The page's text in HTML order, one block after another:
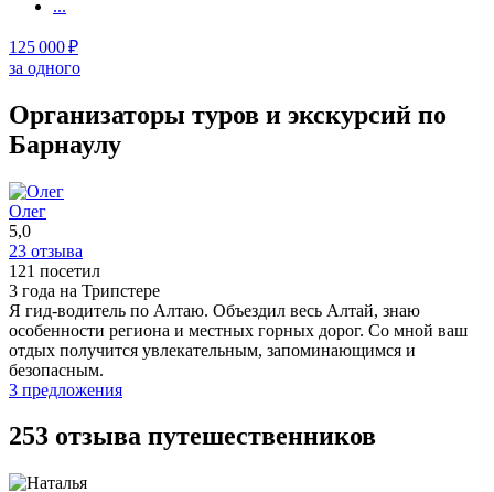
...
125 000 ₽
за одного
Организаторы туров и экскурсий по
Барнаулу
Олег
5,0
23 отзыва
121 посетил
3 года на Трипстере
Я гид-водитель по Алтаю. Объездил весь Алтай, знаю
особенности региона и местных горных дорог. Со мной ваш
отдых получится увлекательным, запоминающимся и
безопасным.
3 предложения
253 отзыва путешественников